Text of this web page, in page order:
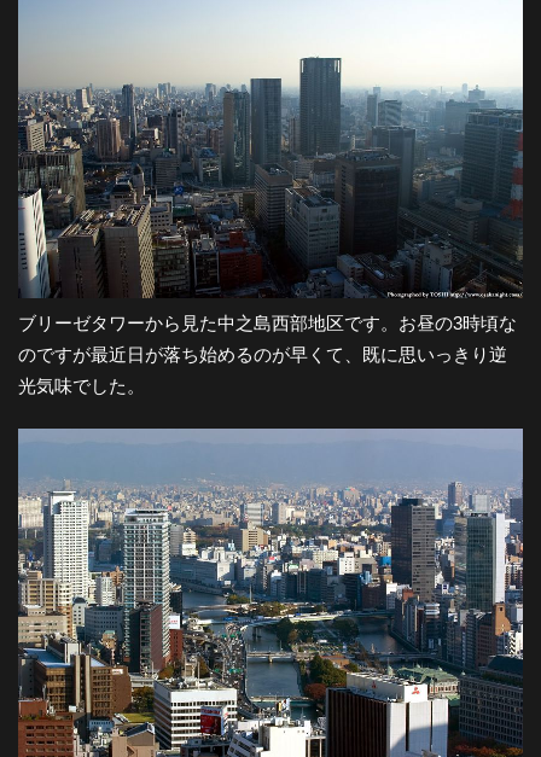
探
訪-
ブリーゼタワーから見た中之島西部地区です。お昼の3時頃な
のですが最近日が落ち始めるのが早くて、既に思いっきり逆
光気味でした。